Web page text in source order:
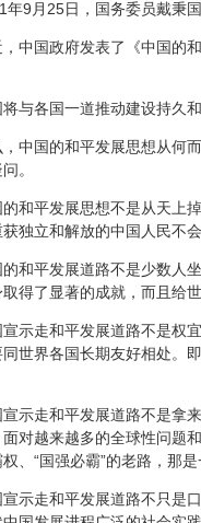
月25日，国务委员戴秉国
国政府发表了《中国的和
各国一道推动建设持久和
国的和平发展思想从何而
。
平发展思想不是从天上掉
独立和解放的中国人民不
平发展道路不是少数人坐
得了显著的成就，而且给
走和平发展道路不是权宜
世界各国长期友好相处。
走和平发展道路不是拿来
面对越来越多的全球性问题
、“国强必霸”的老路，那
走和平发展道路不只是口